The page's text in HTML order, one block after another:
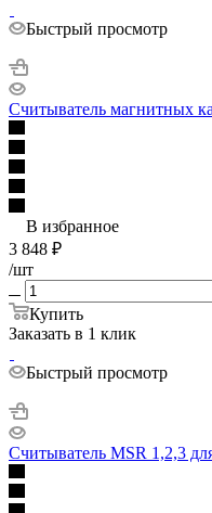
Быстрый просмотр
Считыватель магнитных
В избранное
3 848 ₽
/шт
Купить
Заказать в 1 клик
Быстрый просмотр
Считыватель MSR 1,2,3